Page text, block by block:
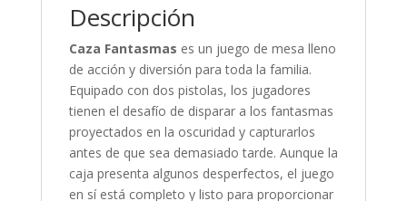
Descripción
Caza Fantasmas es un juego de mesa lleno
de acción y diversión para toda la familia.
Equipado con dos pistolas, los jugadores
tienen el desafío de disparar a los fantasmas
proyectados en la oscuridad y capturarlos
antes de que sea demasiado tarde. Aunque la
caja presenta algunos desperfectos, el juego
en sí está completo y listo para proporcionar